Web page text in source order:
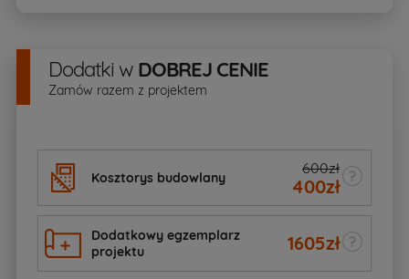
Dodatki w DOBREJ CENIE
Zamów razem z projektem
Kosztorys budowlany
600zł
400zł
Dodatkowy egzemplarz
projektu
1605zł